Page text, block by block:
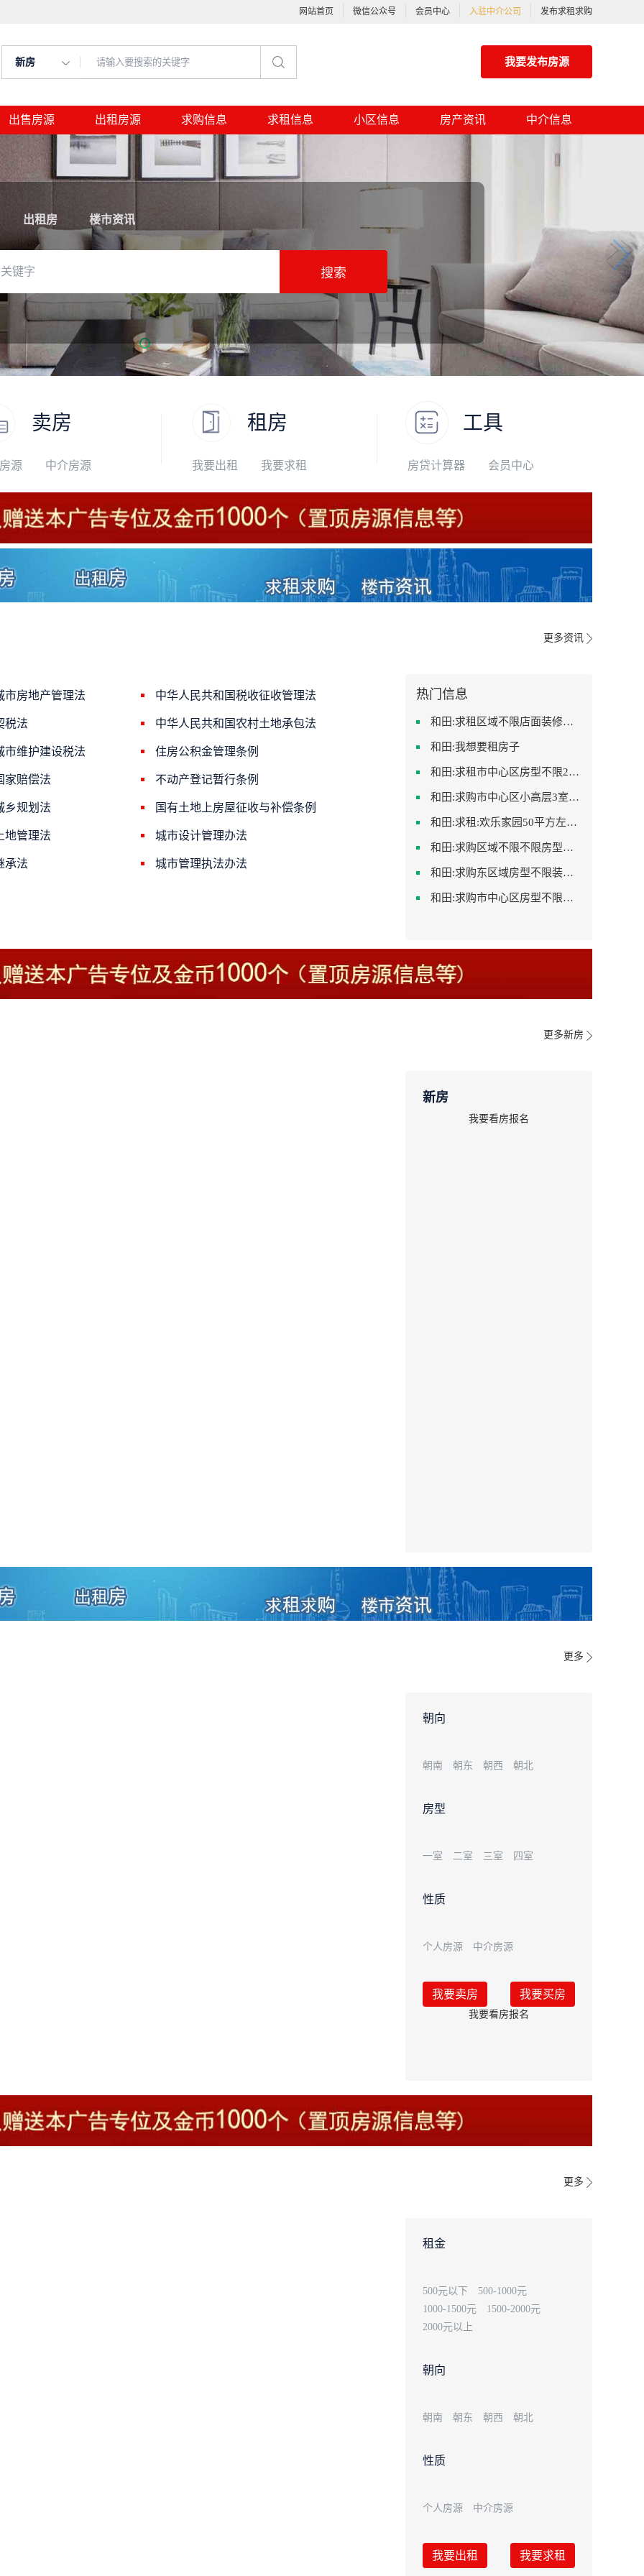
网站首页 微信公众号 会员中心 入驻中介公司 发布求租求购
新房 我要发布房源
出售房源 出租房源 求购信息 求租信息 小区信息 房产资讯 中介信息
出租房 楼市资讯
搜索
卖房
源 中介房源
租房
我要出租 我要求租
工具
房贷计算器 会员中心
更多资讯
市房地产管理法
税法
市维护建设税法
家赔偿法
乡规划法
地管理法
承法
中华人民共和国税收征收管理法
中华人民共和国农村土地承包法
住房公积金管理条例
不动产登记暂行条例
国有土地上房屋征收与补偿条例
城市设计管理办法
城市管理执法办法
热门信息
和田:求租区域不限店面装修不限
和田:我想要租房子
和田:求租市中心区房型不限2室1厅中档装修
和田:求购市中心区小高层3室精致装修
和田:求租:欢乐家园50平方左右的单身公寓廉租房
和田:求购区域不限不限房型不限两室一厅简单装修
和田:求购东区域房型不限装修不限
和田:求购市中心区房型不限一室一厅一卫简单装修
更多新房
新房
我要看房报名
更多
朝向
朝南 朝东 朝西 朝北
房型
一室 二室 三室 四室
性质
个人房源 中介房源
我要卖房 我要买房
我要看房报名
更多
租金
500元以下
500-1000元
1000-1500元
1500-2000元
2000元以上
朝向
朝南 朝东 朝西 朝北
性质
个人房源 中介房源
我要出租 我要求租